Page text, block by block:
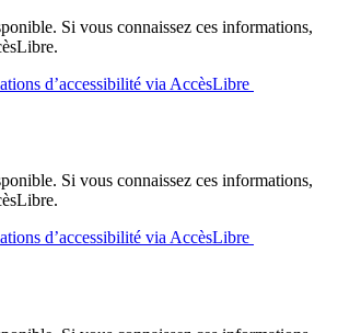
Si vous connaissez ces informations,
d’accessibilité via AccèsLibre
Si vous connaissez ces informations,
d’accessibilité via AccèsLibre